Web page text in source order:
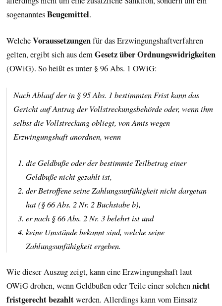
sogenanntesBeugemittel.
WelcheVoraussetzungenfür das Erzwingungshaftverfahren
gelten, ergibt sich aus demGesetz über Ordnungswidrigkeiten
(OWiG). So heißt es unter § 96 Abs. 1 OWiG:
Nach Ablauf der in § 95 Abs. 1 bestimmten Frist kann das
Gericht auf Antrag der Vollstreckungsbehörde oder, wenn ihm
selbst die Vollstreckung obliegt, von Amts wegen
Erzwingungshaft anordnen, wenn
die Geldbuße oder der bestimmte Teilbetrag einer
Geldbuße nicht gezahlt ist,
der Betroffene seine Zahlungsunfähigkeit nicht dargetan
hat (§ 66 Abs. 2 Nr. 2 Buchstabe b),
er nach § 66 Abs. 2 Nr. 3 belehrt ist und
keine Umstände bekannt sind, welche seine
Zahlungsunfähigkeit ergeben.
Wie dieser Auszug zeigt, kann eine Erzwingungshaft laut
OWiG drohen, wenn Geldbußen oder Teile einer solchennicht
fristgerecht bezahltwerden. Allerdings kann vom Einsatz